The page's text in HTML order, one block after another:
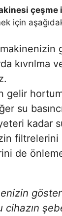
çeşme
için
kıvrılma
gelir
su
kadar
de
cihazın